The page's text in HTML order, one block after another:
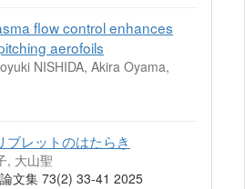
flow control enhances
aerofoils
NISHIDA, Akira Oyama,
ブレットのはたらき
, 大山聖
文集 73(2) 33-41 2025